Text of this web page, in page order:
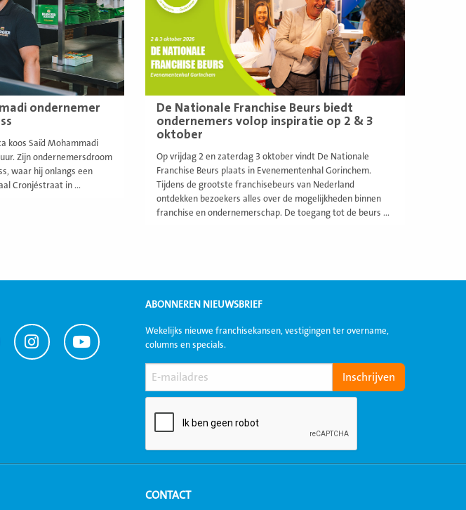
ondernemer
koos Saïd Mohammadi
Zijn ondernemersdroom
waar hij onlangs een
Cronjéstraat in ...
De Nationale Franchise Beurs biedt
ondernemers volop inspiratie op 2 & 3
oktober
Op vrijdag 2 en zaterdag 3 oktober vindt De Nationale
Franchise Beurs plaats in Evenementenhal Gorinchem.
Tijdens de grootste franchisebeurs van Nederland
ontdekken bezoekers alles over de mogelijkheden binnen
franchise en ondernemerschap. De toegang tot de beurs ...
Ga
naar
Ga
naar
ABONNEREN NIEUWSBRIEF
Wekelijks nieuwe franchisekansen, vestigingen ter overname,
columns en specials.
CONTACT